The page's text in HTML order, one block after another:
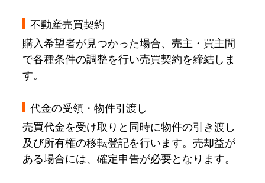
売布
2,600万円
売布
3,600万円 売布神社
徒歩8
売布
2,700万円 売布神社
徒歩6
売布
4,000万円
売布
2,000万円 売布神社
徒歩2
不動産売買契約
購入希望者が見つかった場合、売主・買主間
で各種条件の調整を行い売買契約を締結しま
す。
代金の受領・物件引渡し
売買代金を受け取りと同時に物件の引き渡し
及び所有権の移転登記を行います。売却益が
ある場合には、確定申告が必要となります。